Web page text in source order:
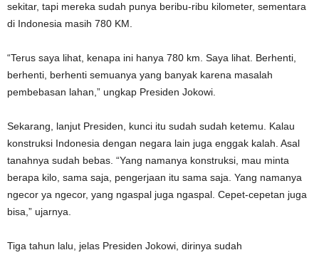
sekitar, tapi mereka sudah punya beribu-ribu kilometer, sementara
di Indonesia masih 780 KM.
“Terus saya lihat, kenapa ini hanya 780 km. Saya lihat. Berhenti,
berhenti, berhenti semuanya yang banyak karena masalah
pembebasan lahan,” ungkap Presiden Jokowi.
Sekarang, lanjut Presiden, kunci itu sudah sudah ketemu. Kalau
konstruksi Indonesia dengan negara lain juga enggak kalah. Asal
tanahnya sudah bebas. “Yang namanya konstruksi, mau minta
berapa kilo, sama saja, pengerjaan itu sama saja. Yang namanya
ngecor ya ngecor, yang ngaspal juga ngaspal. Cepet-cepetan juga
bisa,” ujarnya.
Tiga tahun lalu, jelas Presiden Jokowi, dirinya sudah